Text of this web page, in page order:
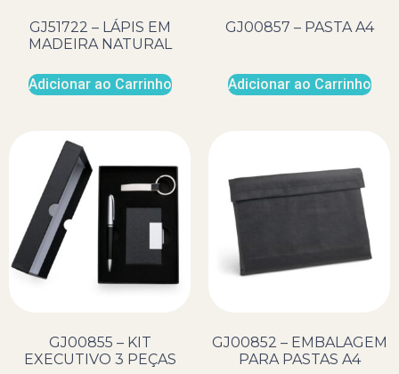
GJ51722 – LÁPIS EM
MADEIRA NATURAL
Adicionar ao Carrinho
GJ00857 – PASTA A4
Adicionar ao Carrinho
GJ00855 – KIT
EXECUTIVO 3 PEÇAS
GJ00852 – EMBALAGEM
PARA PASTAS A4